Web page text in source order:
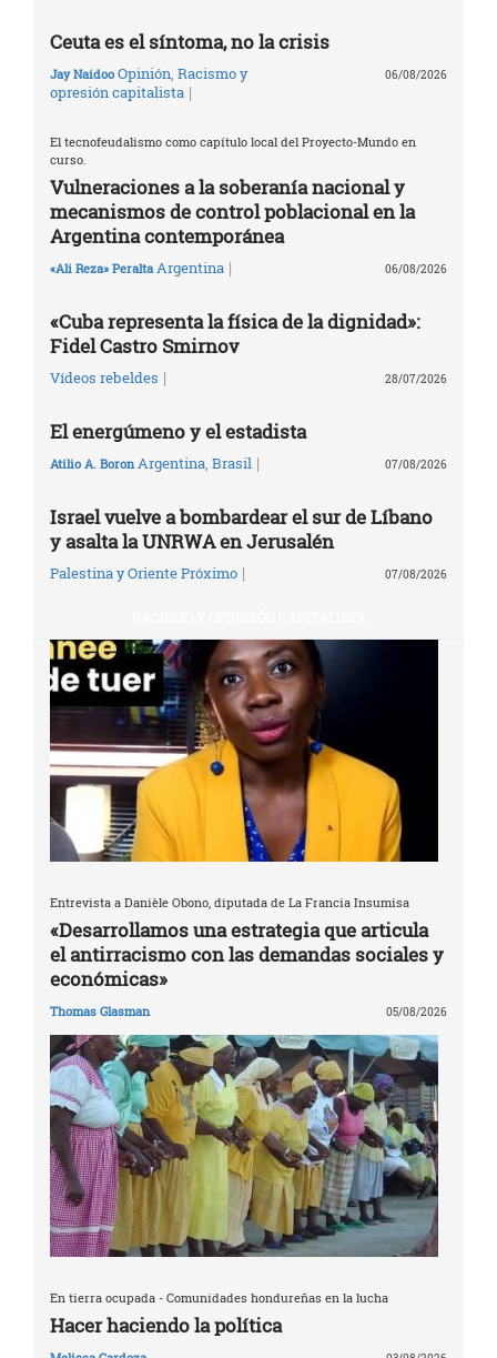
Ceuta es el síntoma, no la crisis
Jay Naidoo Opinión, Racismo y
opresión capitalista |
06/08/2026
El tecnofeudalismo como capítulo local del Proyecto-Mundo en
curso.
Vulneraciones a la soberanía nacional y
mecanismos de control poblacional en la
Argentina contemporánea
«Ali Reza» Peralta Argentina | 06/08/2026
«Cuba representa la física de la dignidad»:
Fidel Castro Smirnov
Vídeos rebeldes | 28/07/2026
El energúmeno y el estadista
Atilio A. Boron Argentina Brasil | 07/08/2026
Israel vuelve a bombardear el sur de Líbano
y asalta la UNRWA en Jerusalén
Palestina y Oriente Próximo | 07/08/2026
Entrevista a Danièle Obono, diputada de La Francia Insumisa
«Desarrollamos una estrategia que articula
el antirracismo con las demandas sociales y
económicas»
Thomas Glasman 05/08/2026
En tierra ocupada - Comunidades hondureñas en la lucha
Hacer haciendo la política